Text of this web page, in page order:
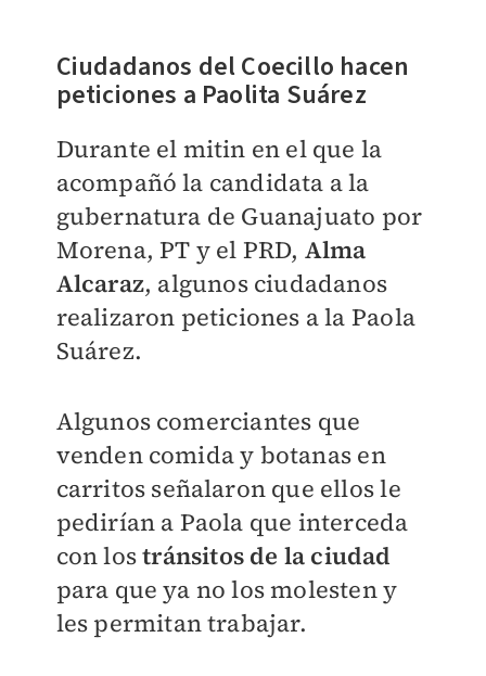
Ciudadanos del Coecillo hacen
peticiones a Paolita Suárez
Durante el mitin en el que la
acompañó la candidata a la
gubernatura de Guanajuato por
Morena, PT y el PRD, Alma
Alcaraz, algunos ciudadanos
realizaron peticiones a la Paola
Suárez.
Algunos comerciantes que
venden comida y botanas en
carritos señalaron que ellos le
pedirían a Paola que interceda
con lostránsitos de la ciudad
para que ya no los molesten y
les permitan trabajar.